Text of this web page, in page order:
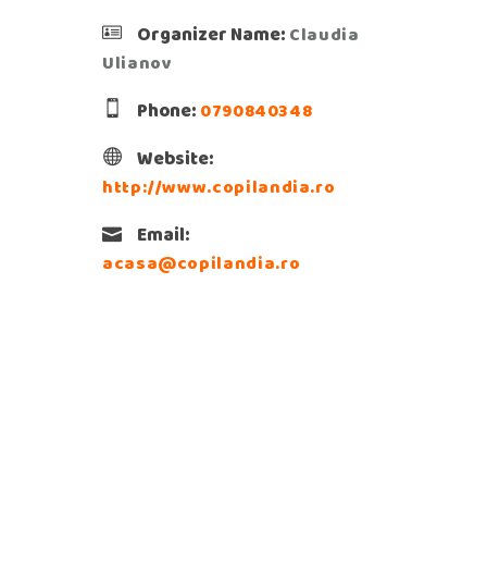
Organizer Name: Claudia
Ulianov
Phone: 0790840348
Website:
http://www.copilandia.ro
Email:
acasa@copilandia.ro